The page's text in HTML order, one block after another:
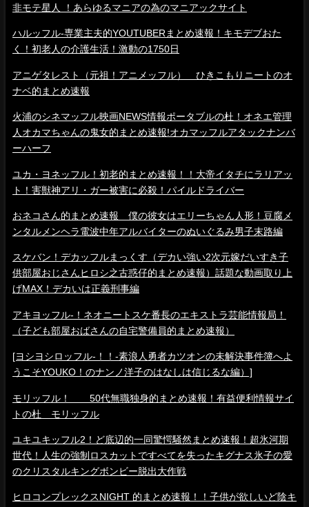
非モテ星人 ！あらゆるマニアの為のマニアックサイト
ハルッフル-専業主夫的YOUTUBERまとめ速報！キモデブおた
く！初老人の介護生活！激動の1750日
アニゲタレスト（元祖！アニメッフル） ひきこもりニートのオ
ナベ的まとめ速報
火浦のシネマッフル映画NEWS情報ポータブルの杜！オネエ管理
人オカマちゃんの鬼女的まとめ速報!オカマッフルアタックナンバ
ーハーフ
ユカ・ヨネッフル！初老的まとめ速報！！大帝イタチにラリアッ
ト！害獣神アリ・ガー被害に必殺！パイルドライバー
おネコさん的まとめ速報 僕の彼女はエリーちゃん人形！豆腐メ
ンタルメンヘラ電波中年アルバイターのぬいぐるみ男子末路編
スケバン！デカッフルまっくす（デカい強い2次元嫁だいすき子
供部屋おじさんヒロシ之古惑仔的まとめ速報）話題な動画取り上
げMAX！デカいは正義刑事編
アキヨッフル-！ネオニートスケ番長のエキストラ芸能情報局！
（子ども部屋おばさんの自宅警備員的まとめ速報）
[ヨシヨシロッフル-！！-素浪人勇者カツオンの未解決事件簿へよ
うこそYOUKO！のナンノ洋子のはなしは信じるな編）]
モリッフル！ 50代無職独身的まとめ速報！有益便利情報サイ
トの杜 モリッフル
ユキユキッフル2！ど底辺的一同驚愕騒然まとめ速報！超氷河期
世代！人生の強制ロスカットですべてを失ったキグナス氷子の愛
のクリスタルキングボンビー脱出大作戦
ヒロコンプレックスNIGHT 的まとめ速報！！子供が欲しいど陰キ